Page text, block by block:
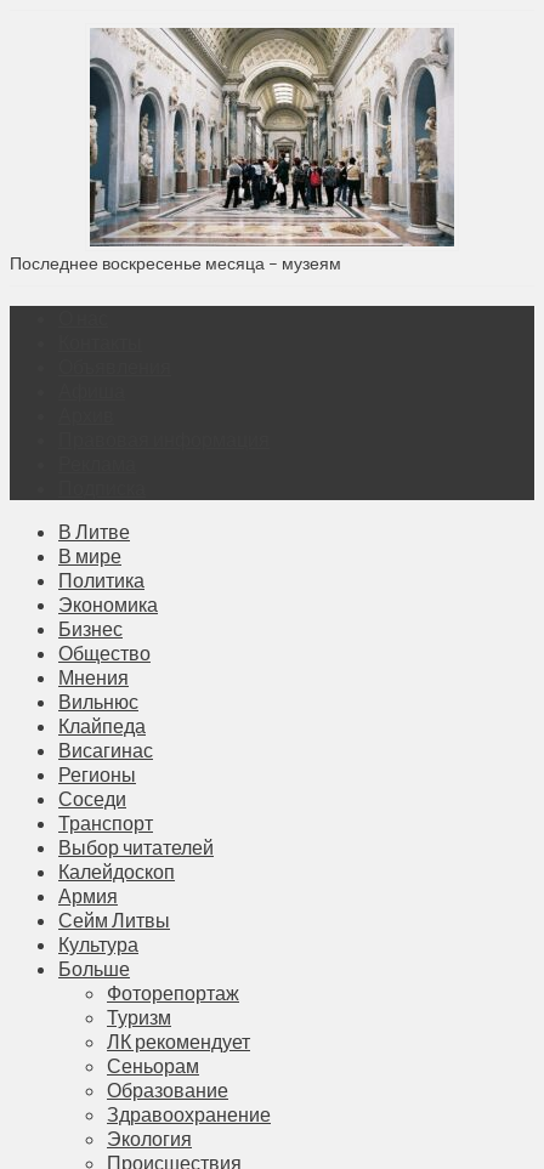
Последнее воскресенье месяца – музеям
В Литве
В мире
Политика
Экономика
Бизнес
Общество
Мнения
Вильнюс
Клайпеда
Висагинас
Регионы
Соседи
Транспорт
Выбор читателей
Калейдоскоп
Армия
Сейм Литвы
Культура
Больше
Фоторепортаж
Туризм
ЛК рекомендует
Сеньорам
Образование
Здравоохранение
Экология
Происшествия